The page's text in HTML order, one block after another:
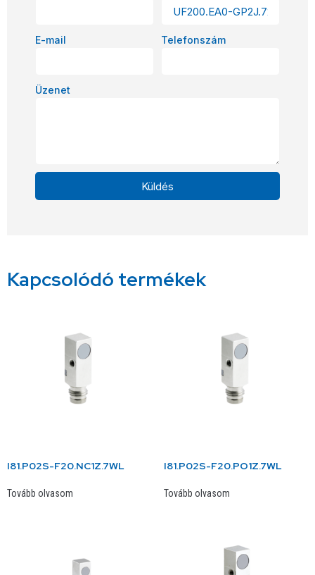
E-mail Telefonszám
Üzenet
Küldés
Kapcsolódó termékek
I81.P02S-F20.NC1Z.7WL
Tovább olvasom
I81.P02S-F20.PO1Z.7WL
Tovább olvasom